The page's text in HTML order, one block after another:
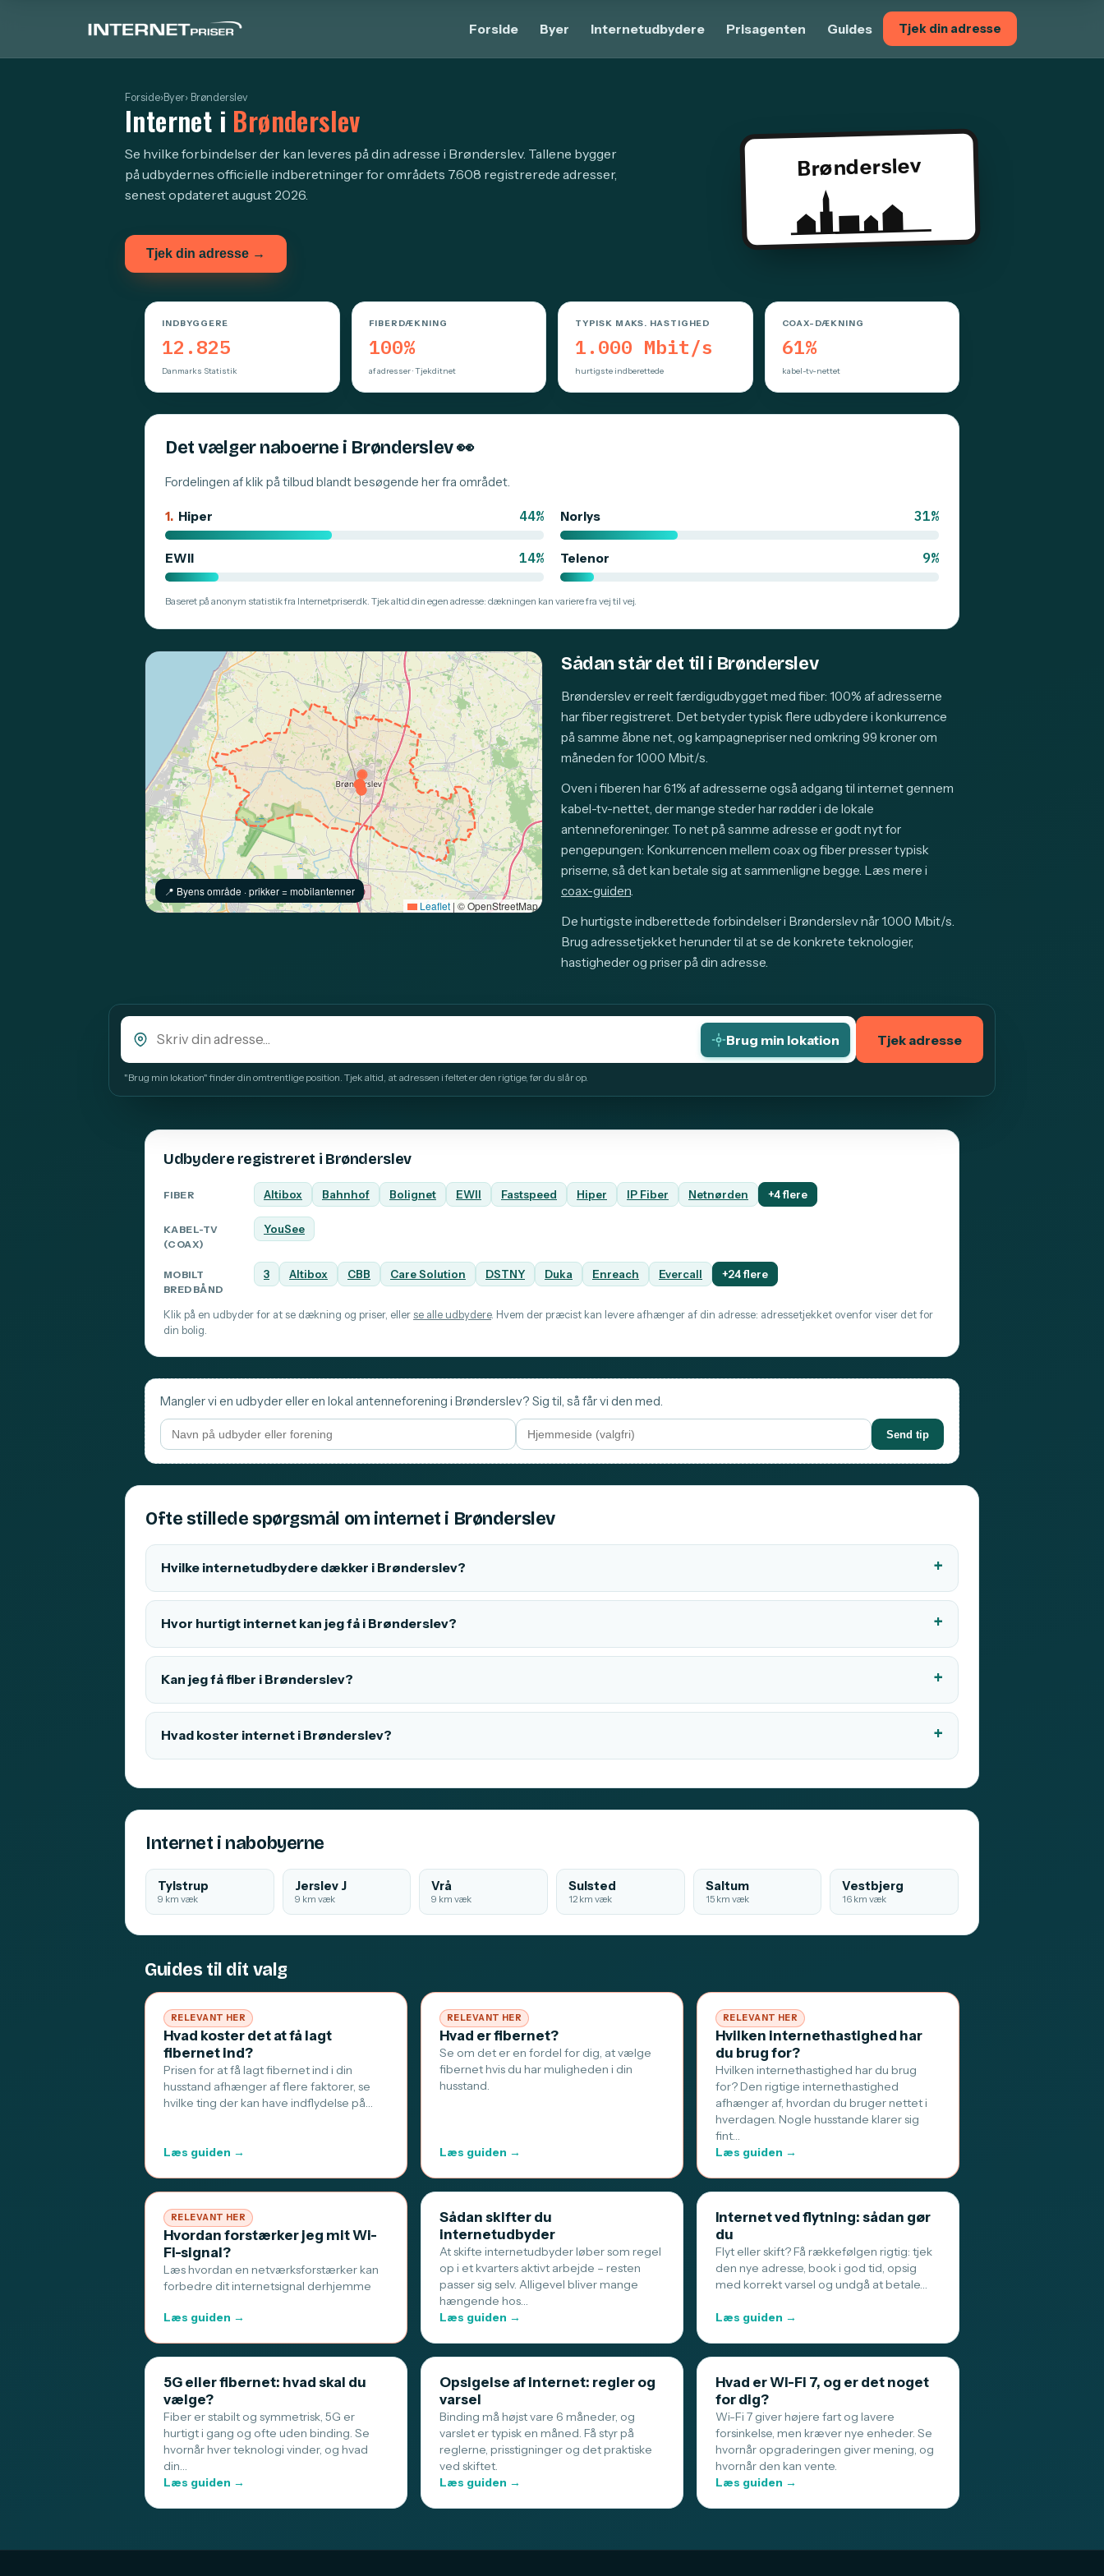
Forside Byer Internetudbydere Prisagenten Guides Tjek din adresse
Forside›Byer› Brønderslev
Internet i Brønderslev
Se hvilke forbindelser der kan leveres på din adresse i Brønderslev. Tallene bygger
på udbydernes officielle indberetninger for områdets 7.608 registrerede adresser,
senest opdateret august 2026.
Tjek din adresse →
Brønderslev
INDBYGGERE
12.825
Danmarks Statistik
FIBERDÆKNING
100%
af adresser · Tjekditnet
TYPISK MAKS. HASTIGHED
1.000 Mbit/s
hurtigste indberettede
COAX-DÆKNING
61%
kabel-tv-nettet
Det vælger naboerne i Brønderslev👀
Fordelingen af klik på tilbud blandt besøgende her fra området.
1. Hiper 44% Norlys 31%
EWII 14% Telenor 9%
Baseret på anonym statistik fra Internetpriser.dk. Tjek altid din egen adresse: dækningen kan variere fra vej til vej.
📍️ Byens område · prikker = mobilantenner
Leaflet | © OpenStreetMap
Sådan står det til i Brønderslev
Brønderslev er reelt færdigudbygget med fiber: 100% af adresserne
har fiber registreret. Det betyder typisk flere udbydere i konkurrence
på samme åbne net, og kampagnepriser ned omkring 99 kroner om
måneden for 1000 Mbit/s.
Oven i fiberen har 61% af adresserne også adgang til internet gennem
kabel-tv-nettet, der mange steder har rødder i de lokale
antenneforeninger. To net på samme adresse er godt nyt for
pengepungen: Konkurrencen mellem coax og fiber presser typisk
priserne, så det kan betale sig at sammenligne begge. Læs mere i
coax-guiden.
De hurtigste indberettede forbindelser i Brønderslev når 1.000 Mbit/s.
Brug adressetjekket herunder til at se de konkrete teknologier,
hastigheder og priser på din adresse.
Brug min lokation Tjek adresse
"Brug min lokation" finder din omtrentlige position. Tjek altid, at adressen i feltet er den rigtige, før du slår op.
Udbydere registreret i Brønderslev
FIBER Altibox Bahnhof Bolignet EWII Fastspeed Hiper IP Fiber Netnørden +4 flere
KABEL-TV
(COAX)
YouSee
MOBILT
BREDBÅND
3 Altibox CBB Care Solution DSTNY Duka Enreach Evercall +24 flere
Klik på en udbyder for at se dækning og priser, eller se alle udbydere. Hvem der præcist kan levere afhænger af din adresse: adressetjekket ovenfor viser det for
din bolig.
Mangler vi en udbyder eller en lokal antenneforening i Brønderslev? Sig til, så får vi den med.
Send tip
Ofte stillede spørgsmål om internet i Brønderslev
Hvilke internetudbydere dækker i Brønderslev?
Hvor hurtigt internet kan jeg få i Brønderslev?
Kan jeg få fiber i Brønderslev?
Hvad koster internet i Brønderslev?
Internet i nabobyerne
Tylstrup
9 km væk
Jerslev J
9 km væk
Vrå
9 km væk
Sulsted
12 km væk
Saltum
15 km væk
Vestbjerg
16 km væk
Guides til dit valg
RELEVANT HER
Hvad koster det at få lagt
fibernet ind?
Prisen for at få lagt fibernet ind i din
husstand afhænger af flere faktorer, se
hvilke ting der kan have indflydelse på…
Læs guiden →
RELEVANT HER
Hvad er fibernet?
Se om det er en fordel for dig, at vælge
fibernet hvis du har muligheden i din
husstand.
Læs guiden →
RELEVANT HER
Hvilken internethastighed har
du brug for?
Hvilken internethastighed har du brug
for? Den rigtige internethastighed
afhænger af, hvordan du bruger nettet i
hverdagen. Nogle husstande klarer sig
fint…
Læs guiden →
RELEVANT HER
Hvordan forstærker jeg mit Wi-
Fi-signal?
Læs hvordan en netværksforstærker kan
forbedre dit internetsignal derhjemme
Læs guiden →
Sådan skifter du
internetudbyder
At skifte internetudbyder løber som regel
op i et kvarters aktivt arbejde – resten
passer sig selv. Alligevel bliver mange
hængende hos…
Læs guiden →
Internet ved flytning: sådan gør
du
Flyt eller skift? Få rækkefølgen rigtig: tjek
den nye adresse, book i god tid, opsig
med korrekt varsel og undgå at betale…
Læs guiden →
5G eller fibernet: hvad skal du
vælge?
Fiber er stabilt og symmetrisk, 5G er
hurtigt i gang og ofte uden binding. Se
hvornår hver teknologi vinder, og hvad
din…
Læs guiden →
Opsigelse af internet: regler og
varsel
Binding må højst vare 6 måneder, og
varslet er typisk en måned. Få styr på
reglerne, prisstigninger og det praktiske
ved skiftet.
Læs guiden →
Hvad er Wi-Fi 7, og er det noget
for dig?
Wi-Fi 7 giver højere fart og lavere
forsinkelse, men kræver nye enheder. Se
hvornår opgraderingen giver mening, og
hvornår den kan vente.
Læs guiden →